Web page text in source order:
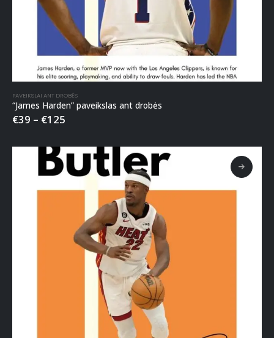
PAVEIKSLAI ANT DROBĖS
“James Harden” paveikslas ant drobės
€39 – €125